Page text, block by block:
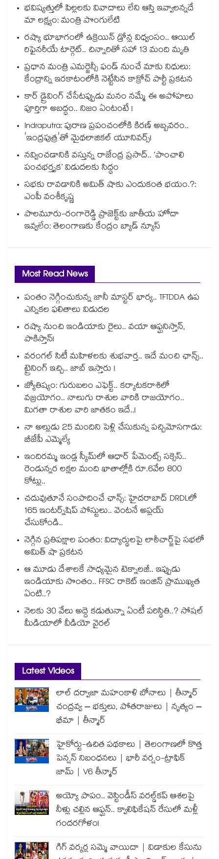
భవిష్యత్తులో పిల్లలకు వివాదాలు లేని ఆస్తి ఇవ్వాలన్నదే
మా లక్ష్యం: మంత్రి పొంగులేటి
రష్యా భూభాగంలో ఉక్రెయిన్ డ్రోన్ల విధ్వంసం.. ఆయిల్
రిఫైనరీయే టార్గెట్.. చిన్నారితో సహా 13 మంది మృతి
ప్రధాన మంత్రి ఎమర్జెన్సీ ఫండ్ నుంచే మాకు నిధులు:
కేంద్రాన్ని ఇరకాటంలోకి నెట్టేసిన కాక్రోచ్ పార్టీ ప్రకటన
కార్ డ్రైవింగ్ చేసేటప్పుడు మనం నమ్మే ఈ అపోహలు
పూర్తిగా అబద్ధం.. నిజం ఏంటంటే !
Indraputra: పురాణ ప్రపంచంలోకి కిరణ్ అబ్బవరం..
'ఇంద్రపుత్ర'తో మైథలాజికల్ యూనివర్స్!
నవ్వించడానికి వస్తున్న రాజేంద్ర ప్రసాద్.. ‘పాంచాలి
పంచభర్తృక’ విడుదలకు సిద్ధం
సభకు రావడానికి అమిత్ షాకు ఎందుకంత భయం.?:
ఎంపీ వంశీకృష్ణ
పాలమూరు-రంగారెడ్డి ప్రాజెక్ట్‎కు జాతీయ హోదా
ఇవ్వలేం: తెలంగాణకు కేంద్రం బ్యాడ్ న్యూస్
Most Read News
పంతం నెగ్గించుకున్న జానీ మాస్టర్ భార్య.. TFTDDA ఉప
ఎన్నికల ఫలితాలు విడుదల
రష్యా నుంచి ఇండియాకు రైలు.. వయా ఆఫ్ఘనిస్తాన్,
పాకిస్తాన్!
వరంగల్ సిటీ మహిళలకు శుభవార్త.. ఇదే మంచి ఛాన్స్..
ట్రైనింగ్ ఇచ్చి.. జాబ్ ఇస్తారు !
జ్యోతిష్యం: గురుబలం ఎఫెక్ట్.. కర్కాటకరాశిలో
వజ్రయోగం.. నాలుగు రాశుల వారికి రాజయోగం..
మిగతా రాశుల వారి జాతకం ఇదే..!
నా అల్లుడు 25 మందిని పెళ్లి చేసుకున్న పచ్చిమోసగాడు:
బీజేపీ ఎమ్మెల్యే
ఇందిరమ్మ ఇండ్ల స్కీమ్‌‌‌‌‌‌‌‌లో ఆధార్ పేమెంట్స్ సక్సెస్..
రెండున్నర లక్షల మంది ఖాతాల్లోకి రూ.6వేల 800
కోట్లు..
చదువుతూనే సంపాదించే ఛాన్స్: హైదరాబాద్ DRDLలో
165 ఇంటర్న్‌షిప్ పోస్టులు.. వెంటనే అప్లయ్
చేసుకోండి..
నెగ్గిన ప్రతిపక్షాల పంతం: విద్యార్థులపై లాఠీచార్జ్‎పై సభలో
అమిత్ షా ప్రకటన
ఆ మూడు దేశాలకే సాధ్యమైన టెక్నాలజీ.. ఇప్పుడు
ఇండియాకు సొంతం.. FFSC రాకెట్ ఇంజిన్ ప్రాముఖ్యత
ఏంటి..?
నెలకు 30 వేలు అద్దె కడుతున్నా ఏంటీ పరిస్థితి..? సోషల్
మీడియాలో వీడియో వైరల్
Latest Videos
లాల్ దర్వాజా మహంకాళి బోనాలు | తీన్మార్
చంద్రవ్వ – భక్తులు, పోతరాజులు | నృత్యం –
భీమా | తీన్మార్
హైకోర్టు-ఉచిత పథకాలు | తెలంగాణలో కొత్త
పెన్షన్ నిబంధనలు | భారీ వర్షం-ట్రాఫిక్
జామ్ | V6 తీన్మార్
అయ్యో పాపం.. వెస్టిండీస్ వరల్డ్‌కప్ ఆశలపై
నీళ్లు చల్లిన ఆఫ్ఘన్.. క్వాలిఫికేషన్ రేసులో మళ్లీ
గందరగోళం!
గిగ్ వర్కర్ల సమ్మె వాయిదా | విడాకుల కేసును